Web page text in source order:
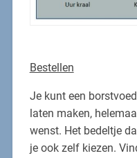
Bestellen
Je kunt een
laten maken,
wenst. Het bedeltje
je ook zelf kiezen.